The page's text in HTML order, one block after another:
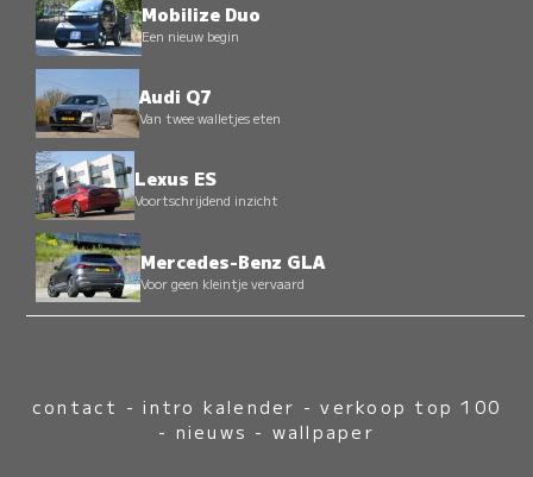
Mobilize Duo
Een nieuw begin
Audi Q7
Van twee walletjes eten
Lexus ES
Voortschrijdend inzicht
Mercedes-Benz GLA
Voor geen kleintje vervaard
contact -intro kalender -verkoop top 100
- nieuws - wallpaper